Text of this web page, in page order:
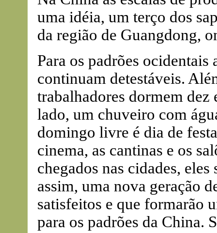
uma idéia, um terço dos
da região de Guangdong,
Para os padrões ocidentais
continuam detestáveis.
trabalhadores dormem dez
lado, um chuveiro com
domingo livre é dia de
cinema, as cantinas e os
chegados nas cidades,
assim, uma nova geração
satisfeitos e que formarão
para os padrões da China.